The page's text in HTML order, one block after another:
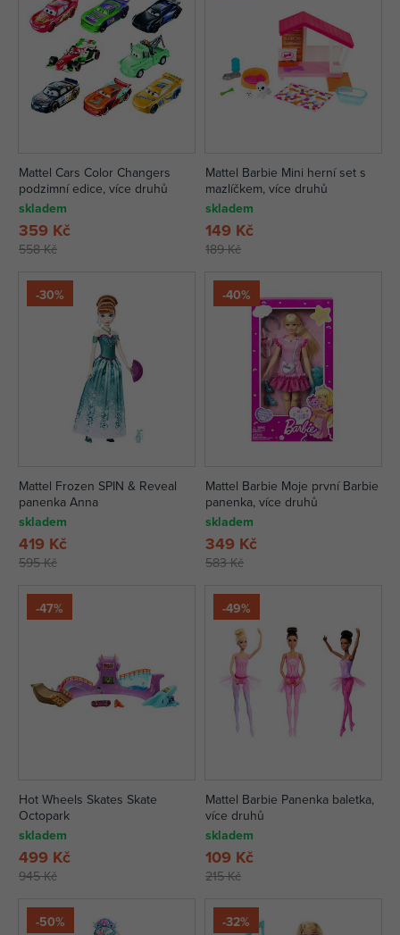
Mattel Cars Color Changers
podzimní edice, více druhů
skladem
558 Kč
359 Kč
Mattel Barbie Mini herní set s
mazlíčkem, více druhů
skladem
189 Kč
149 Kč
-30%
Mattel Frozen SPIN & Reveal
panenka Anna
skladem
595 Kč
419 Kč
-40%
Mattel Barbie Moje první Barbie
panenka, více druhů
skladem
583 Kč
349 Kč
-47%
Hot Wheels Skates Skate
Octopark
skladem
945 Kč
499 Kč
-49%
Mattel Barbie Panenka baletka,
více druhů
skladem
215 Kč
109 Kč
-50% -32%